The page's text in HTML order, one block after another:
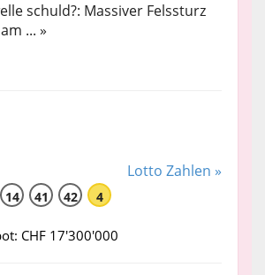
schuld?: Massiver Felssturz
... »
Lotto Zahlen »
14 41 42 4
CHF 17'300'000